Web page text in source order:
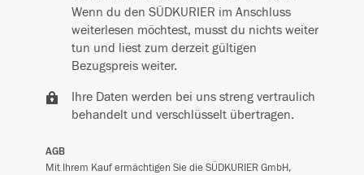
Wenn du den SÜDKURIER im Anschluss
weiterlesen möchtest, musst du nichts weiter
tun und liest zum derzeit gültigen
Bezugspreis weiter.
Ihre Daten werden bei uns streng vertraulich
behandelt und verschlüsselt übertragen.
AGB
Mit Ihrem Kauf ermächtigen Sie die SÜDKURIER GmbH,